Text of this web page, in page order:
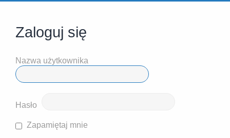
Zaloguj się
Nazwa użytkownika
Hasło
Zapamiętaj mnie